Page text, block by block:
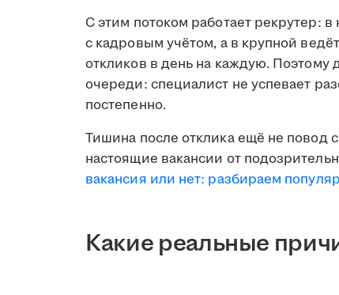
С этим потоком работает рекрутер:
с кадровым учётом, а в крупной
откликов в день на каждую.
очереди: специалист не успевает
постепенно.
Тишина после отклика ещё не повод
настоящие вакансии от
вакансия или нет: разбираем
Какие реальные